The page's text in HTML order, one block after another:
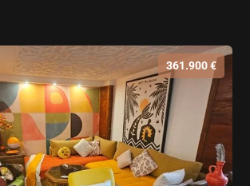
361.900 €